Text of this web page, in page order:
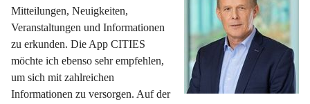
Mitteilungen, Neuigkeiten,
Veranstaltungen und Informationen
zu erkunden. Die App CITIES
möchte ich ebenso sehr empfehlen,
um sich mit zahlreichen
Informationen zu versorgen. Auf der